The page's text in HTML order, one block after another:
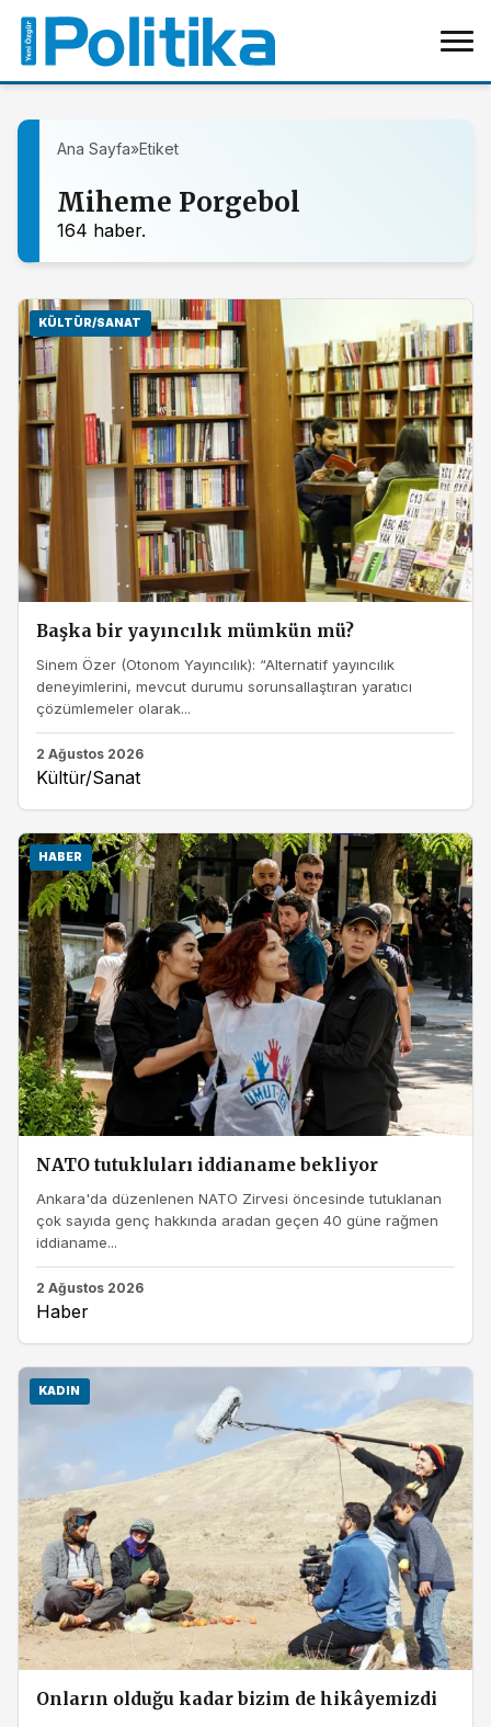
Ana Sayfa»Etiket
Miheme Porgebol
164 haber.
KÜLTÜR/SANAT
Başka bir yayıncılık mümkün mü?
Sinem Özer (Otonom Yayıncılık): “Alternatif yayıncılık
deneyimlerini, mevcut durumu sorunsallaştıran yaratıcı
çözümlemeler olarak...
2 Ağustos 2026
Kültür/Sanat
HABER
NATO tutukluları iddianame bekliyor
Ankara'da düzenlenen NATO Zirvesi öncesinde tutuklanan
çok sayıda genç hakkında aradan geçen 40 güne rağmen
iddianame...
2 Ağustos 2026
Haber
KADIN
Onların olduğu kadar bizim de hikâyemizdi